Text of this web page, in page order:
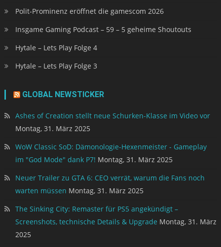
Polit-Prominenz eröffnet die gamescom 2026
Insgame Gaming Podcast – 59 – 5 geheime Shoutouts
Hytale – Lets Play Folge 4
Hytale – Lets Play Folge 3
GLOBAL NEWSTICKER
Ashes of Creation stellt neue Schurken-Klasse im Video vor
Montag, 31. März 2025
WoW Classic SoD: Dämonologie-Hexenmeister - Gameplay
im "God Mode" dank P7! Montag, 31. März 2025
Neuer Trailer zu GTA 6: CEO verrät, warum die Fans noch
warten müssen Montag, 31. März 2025
The Sinking City: Remaster für PS5 angekündigt –
Screenshots, technische Details & Upgrade Montag, 31. März
2025